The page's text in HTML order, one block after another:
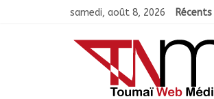
samedi, août 8, 2026 Récents